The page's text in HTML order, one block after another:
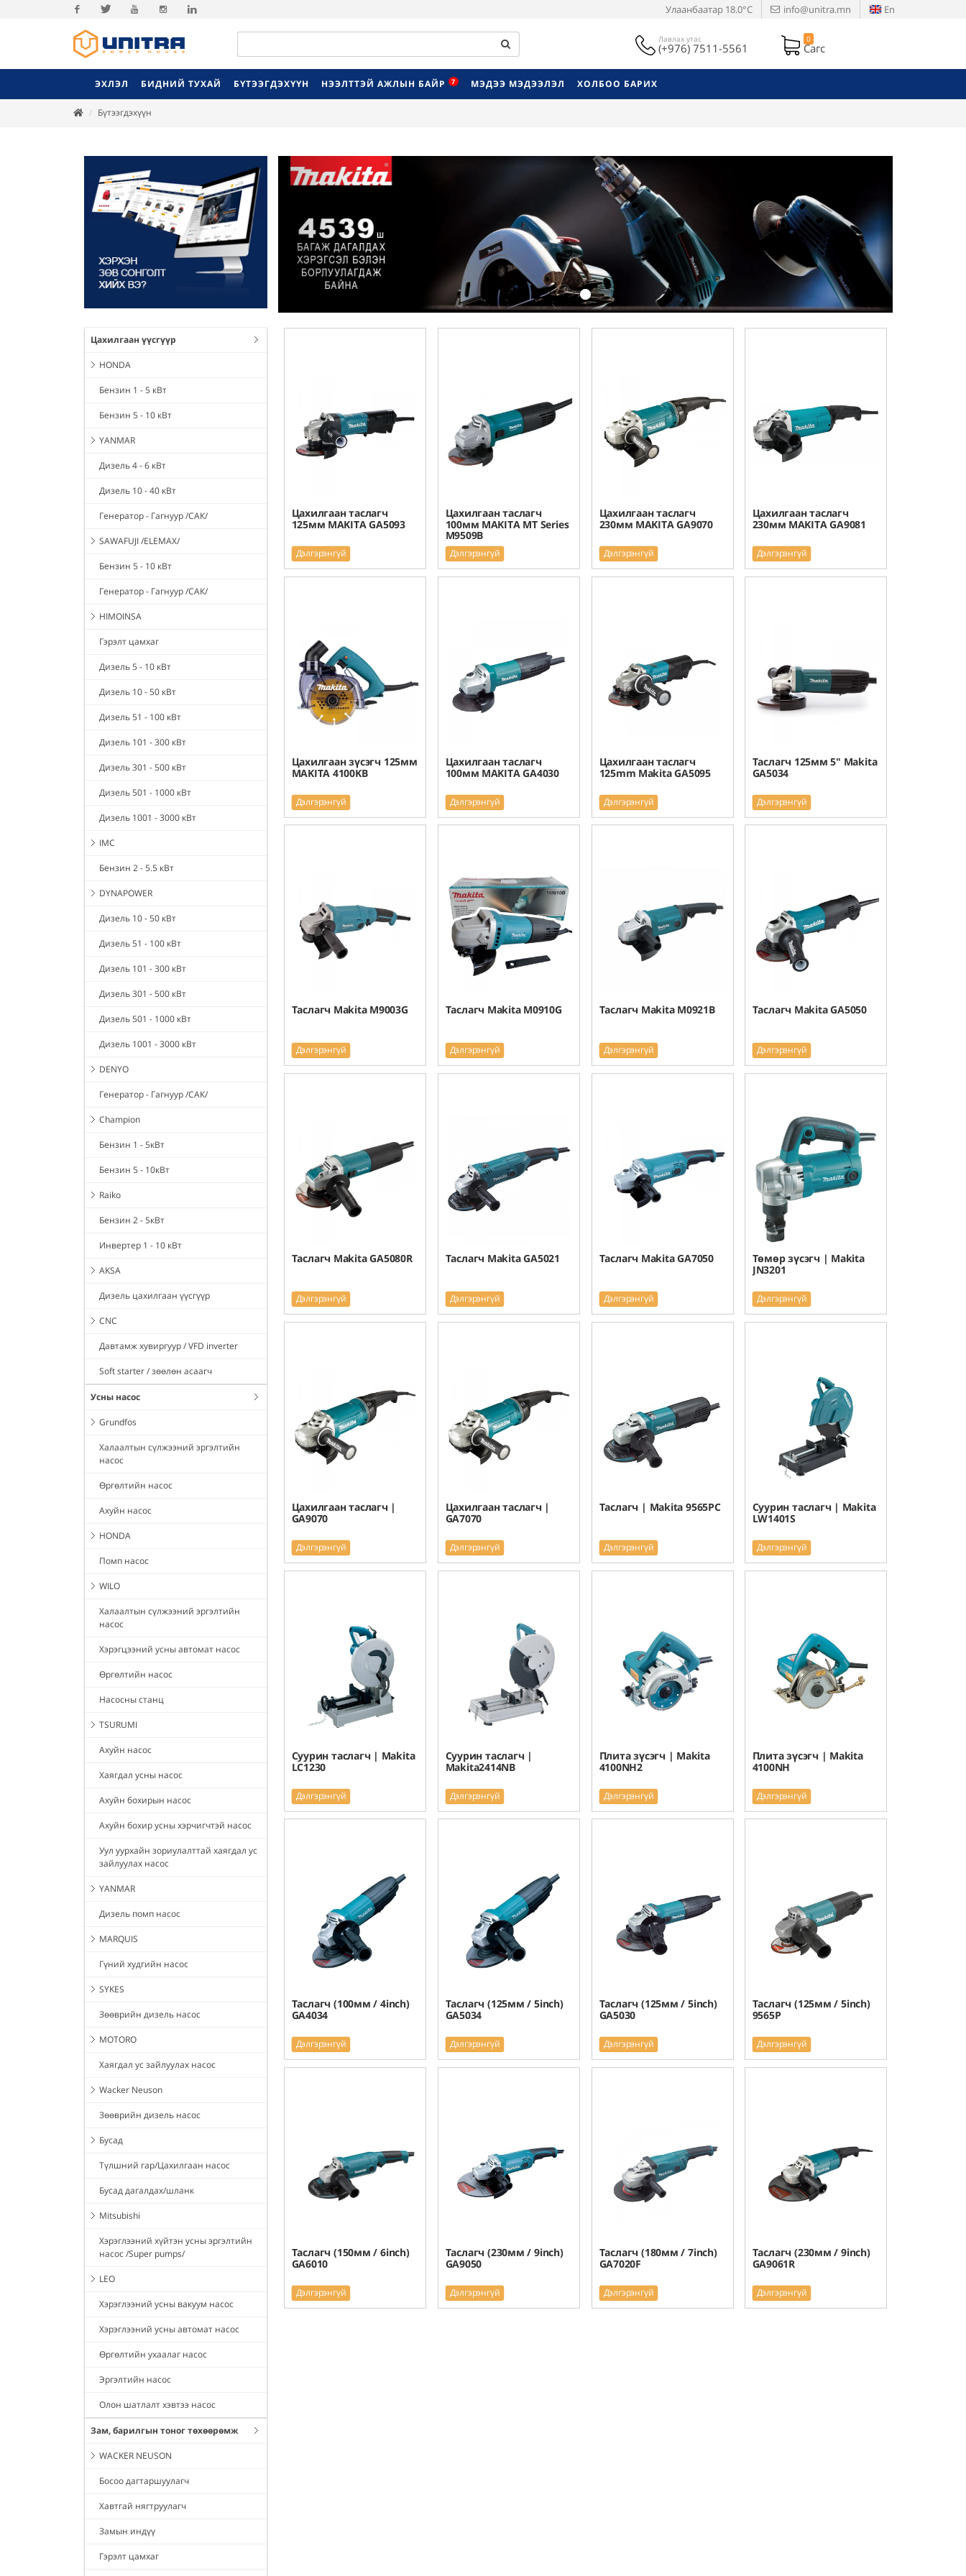
Facebook
Улаанбаатар 18.0°C info@unitra.mn En
Лавлах утас
(+976) 7511-5561
0
Сагс
ЭХЛЭЛ БИДНИЙ ТУХАЙ БҮТЭЭГДЭХҮҮН НЭЭЛТТЭЙ АЖЛЫН БАЙР 7 МЭДЭЭ МЭДЭЭЛЭЛ ХОЛБОО БАРИХ
Бүтээгдэхүүн
Цахилгаан үүсгүүр
HONDA
Бензин 1 - 5 кВт
Бензин 5 - 10 кВт
YANMAR
Дизель 4 - 6 кВт
Дизель 10 - 40 кВт
Генератор - Гагнуур /САК/
SAWAFUJI /ELEMAX/
Бензин 5 - 10 кВт
Генератор - Гагнуур /САК/
HIMOINSA
Гэрэлт цамхаг
Дизель 5 - 10 кВт
Дизель 10 - 50 кВт
Дизель 51 - 100 кВт
Дизель 101 - 300 кВт
Дизель 301 - 500 кВт
Дизель 501 - 1000 кВт
Дизель 1001 - 3000 кВт
IMC
Бензин 2 - 5.5 кВт
DYNAPOWER
Дизель 10 - 50 кВт
Дизель 51 - 100 кВт
Дизель 101 - 300 кВт
Дизель 301 - 500 кВт
Дизель 501 - 1000 кВт
Дизель 1001 - 3000 кВт
DENYO
Генератор - Гагнуур /САК/
Champion
Бензин 1 - 5кВт
Бензин 5 - 10кВт
Raiko
Бензин 2 - 5кВт
Инвертер 1 - 10 кВт
AKSA
Дизель цахилгаан үүсгүүр
CNC
Давтамж хувиргуур / VFD inverter
Soft starter / зөөлөн асаагч
Усны насос
Grundfos
Халаалтын сүлжээний эргэлтийн
насос
Өргөлтийн насос
Ахуйн насос
HONDA
Помп насос
WILO
Халаалтын сүлжээний эргэлтийн
насос
Хэрэгцээний усны автомат насос
Өргөлтийн насос
Насосны станц
TSURUMI
Ахуйн насос
Хаягдал усны насос
Ахуйн бохирын насос
Ахуйн бохир усны хэрчигчтэй насос
Уул уурхайн зориулалттай хаягдал ус
зайлуулах насос
YANMAR
Дизель помп насос
MARQUIS
Гүний худгийн насос
SYKES
Зөөврийн дизель насос
MOTORO
Хаягдал ус зайлуулах насос
Wacker Neuson
Зөөврийн дизель насос
Бусад
Түлшний гар/Цахилгаан насос
Бусад дагалдах/шланк
Mitsubishi
Хэрэглээний хүйтэн усны эргэлтийн
насос /Super pumps/
LEO
Хэрэглээний усны вакуум насос
Хэрэглээний усны автомат насос
Өргөлтийн ухаалаг насос
Эргэлтийн насос
Олон шатлалт хэвтээ насос
Зам, барилгын тоног төхөөрөмж
WACKER NEUSON
Босоо дагтаршуулагч
Хавтгай нягтруулагч
Замын индүү
Гэрэлт цамхаг
Previous
Цахилгаан таслагч
125мм MAKITA GA5093
Дэлгэрэнгүй
Цахилгаан таслагч
100мм MAKITA MT Series
M9509B
Дэлгэрэнгүй
Цахилгаан таслагч
230мм MAKITA GA9070
Дэлгэрэнгүй
Цахилгаан таслагч
230мм MAKITA GA9081
Дэлгэрэнгүй
Цахилгаан зүсэгч 125мм
MAKITA 4100KB
Дэлгэрэнгүй
Цахилгаан таслагч
100мм MAKITA GA4030
Дэлгэрэнгүй
Цахилгаан таслагч
125mm Makita GA5095
Дэлгэрэнгүй
Таслагч 125мм 5" Makita
GA5034
Дэлгэрэнгүй
Таслагч Makita M9003G
Дэлгэрэнгүй
Таслагч Makita M0910G
Дэлгэрэнгүй
Таслагч Makita M0921B
Дэлгэрэнгүй
Таслагч Makita GA5050
Дэлгэрэнгүй
Таслагч Makita GA5080R
Дэлгэрэнгүй
Таслагч Makita GA5021
Дэлгэрэнгүй
Таслагч Makita GA7050
Дэлгэрэнгүй
Төмөр зүсэгч | Makita
JN3201
Дэлгэрэнгүй
Цахилгаан таслагч |
GA9070
Дэлгэрэнгүй
Цахилгаан таслагч |
GA7070
Дэлгэрэнгүй
Таслагч | Makita 9565PC
Дэлгэрэнгүй
Суурин таслагч | Makita
LW1401S
Дэлгэрэнгүй
Суурин таслагч | Makita
LC1230
Дэлгэрэнгүй
Суурин таслагч |
Makita2414NB
Дэлгэрэнгүй
Плита зүсэгч | Makita
4100NH2
Дэлгэрэнгүй
Плита зүсэгч | Makita
4100NH
Дэлгэрэнгүй
Таслагч (100мм / 4inch)
GA4034
Дэлгэрэнгүй
Таслагч (125мм / 5inch)
GA5034
Дэлгэрэнгүй
Таслагч (125мм / 5inch)
GA5030
Дэлгэрэнгүй
Таслагч (125мм / 5inch)
9565P
Дэлгэрэнгүй
Таслагч (150мм / 6inch)
GA6010
Дэлгэрэнгүй
Таслагч (230мм / 9inch)
GA9050
Дэлгэрэнгүй
Таслагч (180мм / 7inch)
GA7020F
Дэлгэрэнгүй
Таслагч (230мм / 9inch)
GA9061R
Дэлгэрэнгүй